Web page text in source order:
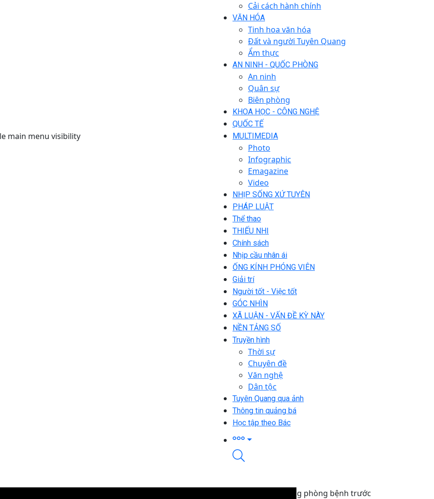
main menu visibility
Cải cách hành chính
VĂN HÓA
Tinh hoa văn hóa
Đất và người Tuyên Quang
Ẩm thực
AN NINH - QUỐC PHÒNG
An ninh
Quân sự
Biên phòng
KHOA HỌC - CÔNG NGHỆ
QUỐC TẾ
MULTIMEDIA
Photo
Infographic
Emagazine
Video
NHỊP SỐNG XỨ TUYÊN
PHÁP LUẬT
Thể thao
THIẾU NHI
Chính sách
Nhịp cầu nhân ái
ỐNG KÍNH PHÓNG VIÊN
Giải trí
Người tốt - Việc tốt
GÓC NHÌN
XÃ LUẬN - VẤN ĐỀ KỲ NÀY
NỀN TẢNG SỐ
Truyền hình
Thời sự
Chuyên đề
Văn nghệ
Dân tộc
Tuyên Quang qua ảnh
Thông tin quảng bá
Học tập theo Bác
Người dân chủ động phòng bệnh trước